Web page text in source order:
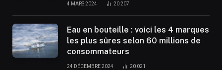
4 MARS 2024 20 207
Eau en bouteille : voici les 4 marques
les plus sûres selon 60 millions de
consommateurs
24 DÉCEMBRE 2024 20 021